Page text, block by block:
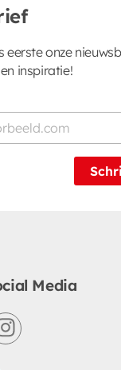
eerste onze
inspiratie!
Media
instagram